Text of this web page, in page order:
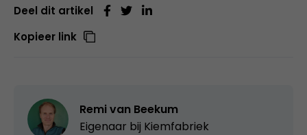
Deel dit artikel
Kopieer link
Remi van Beekum
Eigenaar bij Kiemfabriek